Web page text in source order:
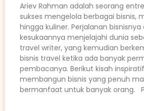
Ariev Rahman adalah seorang
sukses mengelola berbagai bisnis,
hingga kuliner. Perjalanan
kesukaannya menjelajahi dunia
travel writer, yang kemudian
bisnis travel ketika ada banyak
pembacanya. Berikut kisah
membangun bisnis yang penuh
bermanfaat untuk banyak orang.